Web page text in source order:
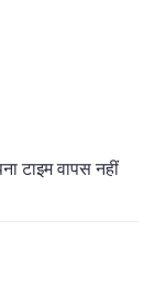
टाइम वापस नहीं